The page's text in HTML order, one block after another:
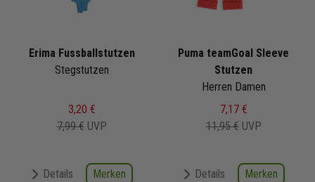
Erima Fussballstutzen
Stegstutzen
3,20 €
7,99 € UVP
Details Merken
Puma teamGoal Sleeve
Stutzen
Herren Damen
7,17 €
11,95 € UVP
Details Merken